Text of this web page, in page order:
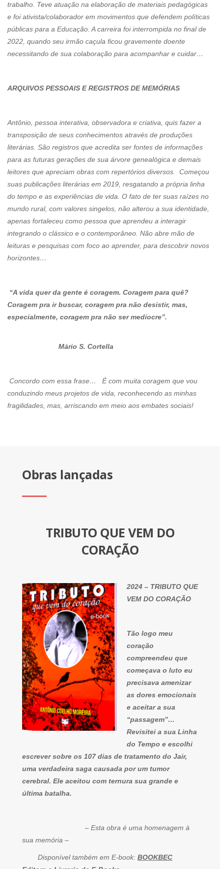
trabalho. Teve atuação na elaboração de materiais pedagógicas
e foi ativista/colaborador em movimentos que defendem políticas
públicas para a Educação. A carreira foi interrompida no final de
2022, quando seu irmão caçula ficou gravemente doente
necessitando de sua colaboração para acompanhar e cuidar…
ARQUIVOS PESSOAIS E REGISTROS DE MEMÓRIAS
Antônio, pessoa interativa, observadora e criativa, quis fazer a
transposição de seus conhecimentos através de produções
literárias. São registros que acredita ser fontes de informações
para as futuras gerações de sua árvore genealógica e demais
leitores que apreciam obras com repertórios diversos. Começou
suas publicações literárias em 2019, resgatando a própria linha
do tempo e as experiências de vida. O fato de ter suas raízes no
mundo rural, com valores singelos, não alterou a sua identidade,
apenas fortaleceu como pessoa que aprendeu a interagir
integrando o clássico e o contemporâneo. Não abre mão de
leituras e pesquisas com foco ao aprender, para descobrir novos
horizontes…
“A vida quer da gente é coragem. Coragem para quê?
Coragem pra ir buscar, coragem pra não desistir, mas,
especialmente, coragem pra não ser medíocre”.
Mário S. Cortella
Concordo com essa frase… É com muita coragem que vou
conduzindo meus projetos de vida, reconhecendo as minhas
fragilidades, mas, arriscando em meio aos embates sociais!
Obras lançadas
TRIBUTO QUE VEM DO
CORAÇÃO
2024 – TRIBUTO QUE
VEM DO CORAÇÃO
Tão logo meu
coração
compreendeu que
começava o luto eu
precisava amenizar
as dores emocionais
e aceitar a sua
“passagem”…
Revisitei a sua Linha
do Tempo e escolhi
escrever sobre os 107 dias de tratamento do Jair,
uma verdadeira saga causada por um tumor
cerebral. Ele aceitou com ternura sua grande e
última batalha.
– Esta obra é uma homenagem à
sua memória –
Disponível também em E-book: BOOKBEC